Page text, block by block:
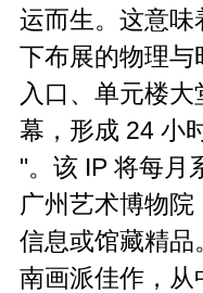
运而生。这意味
下布展的物理与
入口、单元楼
幕，形成 24 小
"。该 IP 将每月
广州艺术博物
信息或馆藏精品
南画派佳作，从